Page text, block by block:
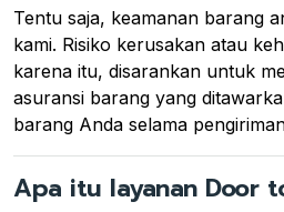
Tentu saja, keamanan barang
kami. Risiko kerusakan atau
karena itu, disarankan untuk
asuransi barang yang
barang Anda selama
Apa itu layanan Door